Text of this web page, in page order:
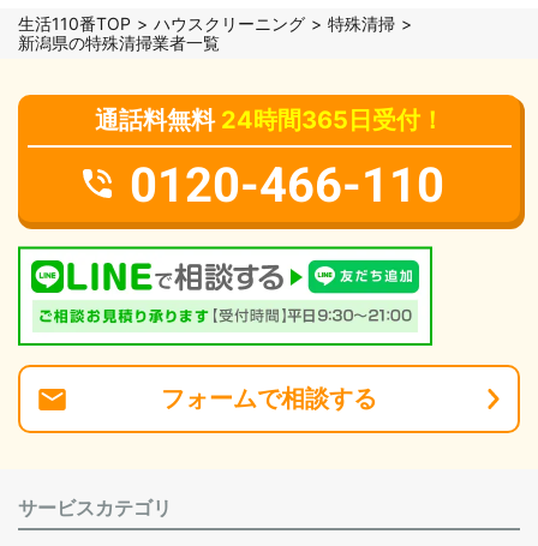
生活110番TOP ハウスクリーニング
特殊清掃
新潟県の特殊清掃業者一覧
通話料無料 24時間365日受付！
0120-466-110
フォームで相談する
サービスカテゴリ